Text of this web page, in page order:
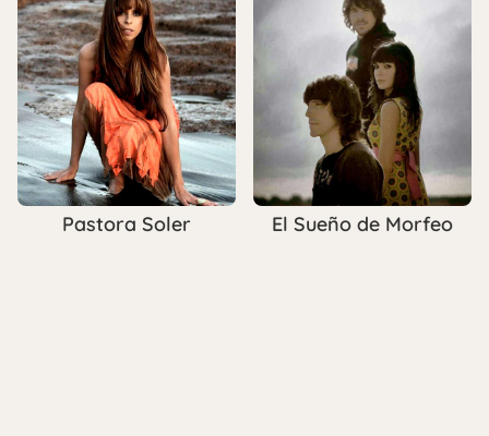
Pastora Soler El Sueño de Morfeo